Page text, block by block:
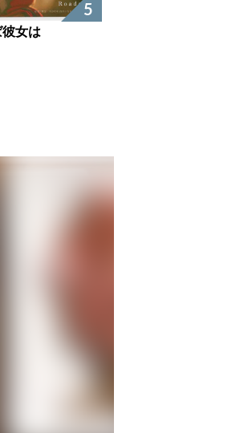
5
彼女は